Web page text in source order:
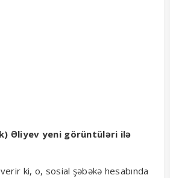
Əliyev yeni görüntüləri ilə
ki, o, sosial şəbəkə hesabında